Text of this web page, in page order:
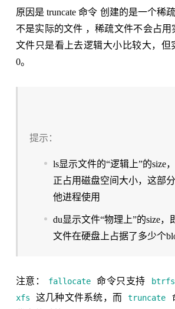
原因是 truncate 命令 创建的是一个稀
不是实际的文件 ，稀疏文件不会占用
文件只是看上去逻辑大小比较大，但
0。
提示：
ls显示文件的“逻辑上”的size
正占用磁盘空间大小，这部
他进程使用
du显示文件“物理上”的size，
文件在硬盘上占据了多少个
注意： fallocate 命令只支持
btrfs
xfs
这几种文件系统，而 truncate